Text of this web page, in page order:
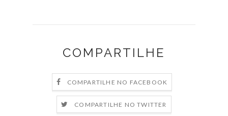
COMPARTILHE
COMPARTILHE NO FACEBOOK
COMPARTILHE NO TWITTER